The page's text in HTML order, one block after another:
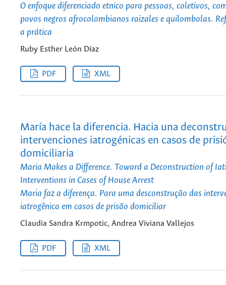
O enfoque diferenciado etnico para pessoas, coletivos,
povos negros afrocolombianos raizales e quilombolas.
a prática
Ruby Esther León Díaz
PDF XML
María hace la diferencia. Hacia una
intervenciones iatrogénicas en casos de
domiciliaria
Maria Makes a Difference. Toward a Deconstruction of
Interventions in Cases of House Arrest
Maria faz a diferença. Para uma desconstrução das
iatrogênica em casos de prisão domiciliar
Claudia Sandra Krmpotic, Andrea Viviana Vallejos
PDF XML